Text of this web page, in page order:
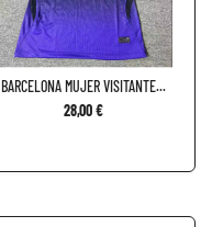
BARCELONA MUJER VISITANTE...
28,00 €